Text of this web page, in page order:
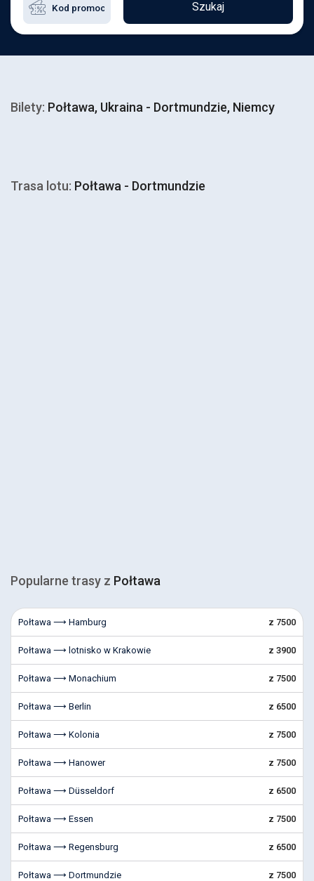
Szukaj
Bilety: Połtawa, Ukraina - Dortmundzie, Niemcy
Trasa lotu: Połtawa - Dortmundzie
Popularne trasy z Połtawa
Połtawa ⟶ Hamburg z 7500
Połtawa ⟶ lotnisko w Krakowie z 3900
Połtawa ⟶ Monachium z 7500
Połtawa ⟶ Berlin z 6500
Połtawa ⟶ Kolonia z 7500
Połtawa ⟶ Hanower z 7500
Połtawa ⟶ Düsseldorf z 6500
Połtawa ⟶ Essen z 7500
Połtawa ⟶ Regensburg z 6500
Połtawa ⟶ Dortmundzie z 7500